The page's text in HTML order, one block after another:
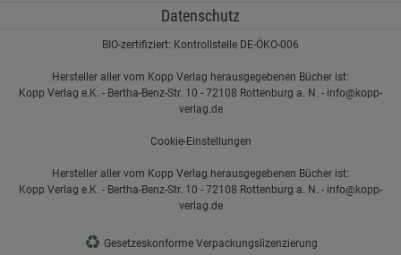
Datenschutz
BIO-zertifiziert: Kontrollstelle DE-ÖKO-006
Hersteller aller vom Kopp Verlag herausgegebenen Bücher ist:
Kopp Verlag e.K. - Bertha-Benz-Str. 10 - 72108 Rottenburg a. N. - info@kopp-
verlag.de
Cookie-Einstellungen
Hersteller aller vom Kopp Verlag herausgegebenen Bücher ist:
Kopp Verlag e.K. - Bertha-Benz-Str. 10 - 72108 Rottenburg a. N. - info@kopp-
verlag.de
♻ Gesetzeskonforme Verpackungslizenzierung